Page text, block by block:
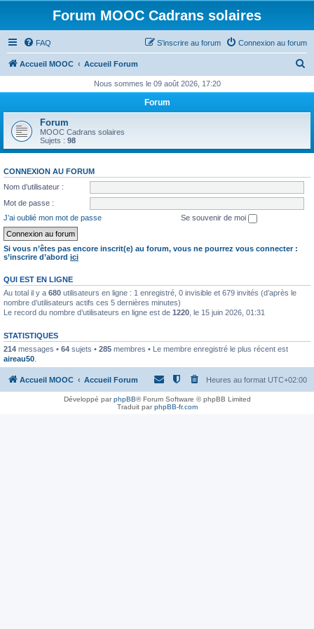
Forum MOOC Cadrans solaires
FAQ Connexion au forum
S’inscrire au forum
Accueil MOOC Accueil Forum
h
r
Nous sommes le 09 août 2026, 17:20
Forum
Forum
MOOC Cadrans solaires
Sujets : 98
CONNEXION AU FORUM
Nom d’utilisateur :
Mot de passe :
J’ai oublié mon mot de passe
Se souvenir de moi
Si vous n’êtes pas encore inscrit(e) au forum, vous ne pourrez vous connecter :
s’inscrire d’abord ici
QUI EST EN LIGNE
Au total il y a 680 utilisateurs en ligne : 1 enregistré, 0 invisible et 679 invités (d’après le
nombre d’utilisateurs actifs ces 5 dernières minutes)
Le record du nombre d’utilisateurs en ligne est de 1220 , le 15 juin 2026, 01:31
STATISTIQUES
214 messages • 64 sujets • 285 membres • Le membre enregistré le plus récent est
aireau50
Accueil MOOC Accueil Forum Heures au format UTC+02:00
Développé parphpBB® Forum Software © phpBB Limited
Traduit parphpBB-fr.com